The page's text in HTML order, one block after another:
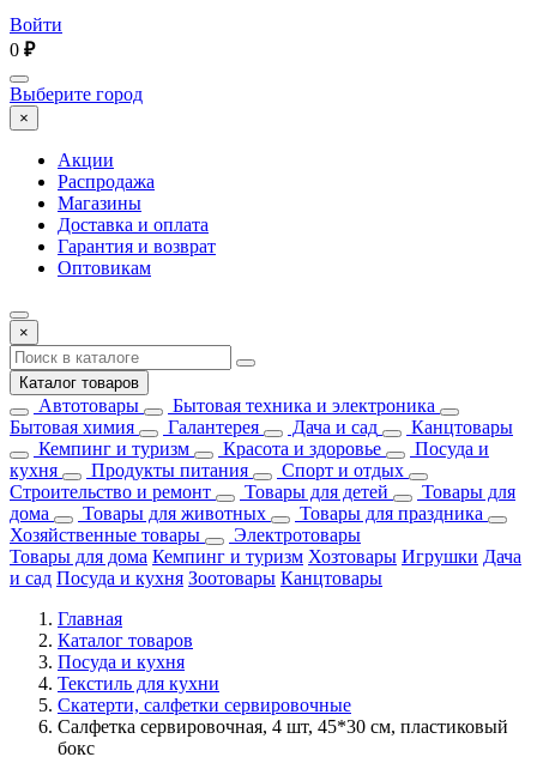
Войти
0 ₽
Выберите город
×
Акции
Распродажа
Магазины
Доставка и оплата
Гарантия и возврат
Оптовикам
×
Каталог товаров
Автотовары
Бытовая техника и электроника
Бытовая химия
Галантерея Дача и сад
Канцтовары
Кемпинг и туризм
Красота и здоровье
Посуда и
кухня
Продукты питания
Спорт и отдых
Строительство и ремонт
Товары для детей
Товары для
дома
Товары для животных
Товары для праздника
Хозяйственные товары
Электротовары
Товары для дома Кемпинг и туризм Хозтовары Игрушки Дача
и сад Посуда и кухня Зоотовары Канцтовары
Главная
Каталог товаров
Посуда и кухня
Текстиль для кухни
Скатерти, салфетки сервировочные
Салфетка сервировочная, 4 шт, 45*30 см, пластиковый
бокс